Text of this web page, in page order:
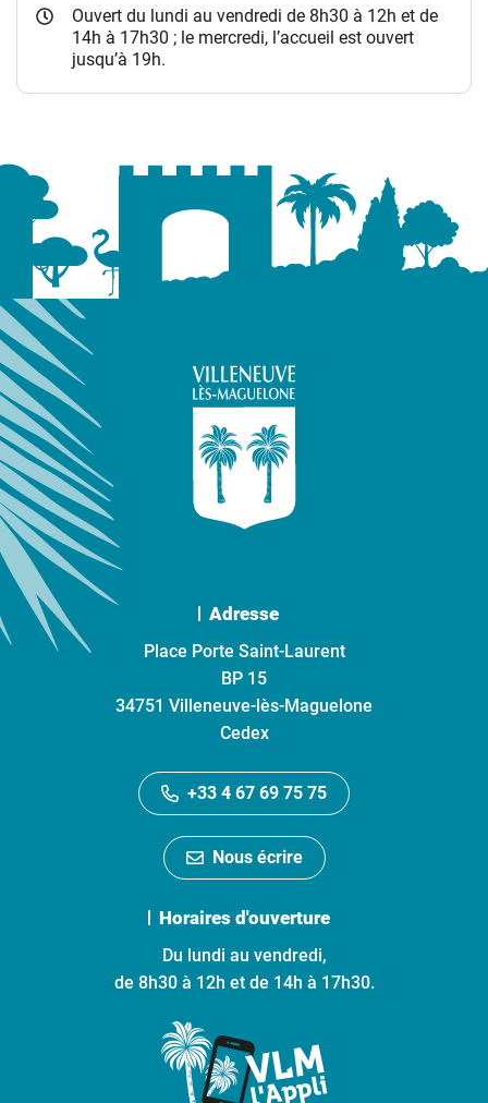
Ouvert du lundi au vendredi de 8h30 à 12h et de
14h à 17h30 ; le mercredi, l’accueil est ouvert
jusqu’à 19h.
Adresse
Place Porte Saint-Laurent
BP 15
34751 Villeneuve-lès-Maguelone
Cedex
+33 4 67 69 75 75
Nous écrire
Horaires d'ouverture
Du lundi au vendredi,
de 8h30 à 12h et de 14h à 17h30.